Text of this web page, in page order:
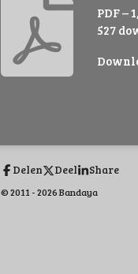
PDF –
527
Delen Deel Share
© 2011 - 2026 Bandaya